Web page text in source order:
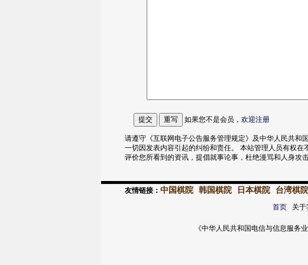
如果您不是会员， 欢迎注册
请遵守《互联网电子公告服务管理规定》及中华人民共和
一切因发表内容引起的纠纷和责任。 本站管理人员有权
评价您所看到的资讯，提倡就事论事，杜绝漫骂和人身攻
友情链接： 中国棋院 韩国棋院 日本棋院 台湾棋院
首页关于
《中华人民共和国电信与信息服